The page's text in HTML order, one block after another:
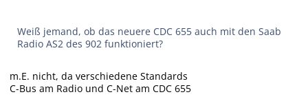
Weiß jemand, ob das neuere CDC 655 auch mit den Saab
Radio AS2 des 902 funktioniert?
m.E. nicht, da verschiedene Standards
C-Bus am Radio und C-Net am CDC 655